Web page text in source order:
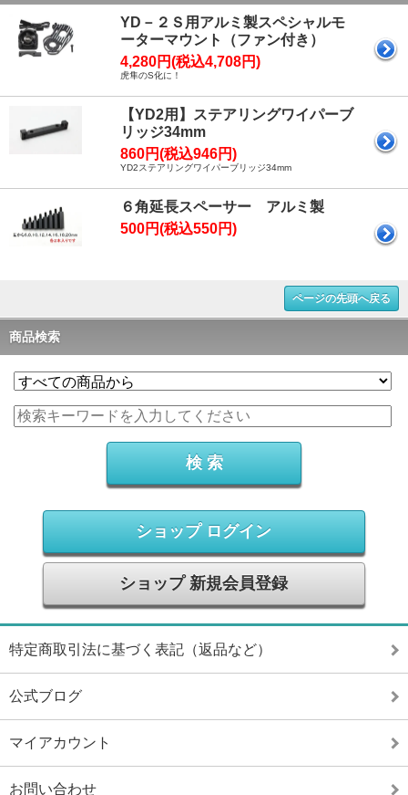
YD－２Ｓ用アルミ製スペシャルモ
ーターマウント（ファン付き）
4,280円(税込4,708円)
虎隼のS化に！
【YD2用】ステアリングワイパーブ
リッジ34mm
860円(税込946円)
YD2ステアリングワイパーブリッジ34mm
６角延長スペーサー アルミ製
500円(税込550円)
ページの先頭へ戻る
商品検索
ショップ ログイン
ショップ 新規会員登録
特定商取引法に基づく表記（返品など）
公式ブログ
マイアカウント
お問い合わせ